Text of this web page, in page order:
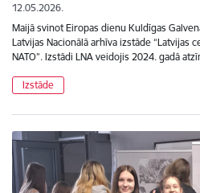
12.05.2026.
Maijā svinot Eiropas dienu Kuldīgas
Latvijas Nacionālā arhīva izstāde “Latvijas
NATO”. Izstādi LNA veidojis 2024. gadā
Izstāde